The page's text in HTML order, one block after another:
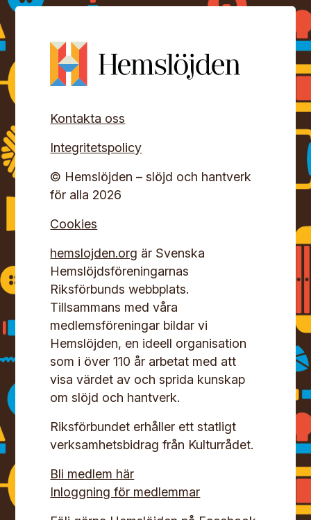
Kontakta oss
Integritetspolicy
© Hemslöjden – slöjd och hantverk
för alla 2026
Cookies
hemslojden.org är Svenska
Hemslöjdsföreningarnas
Riksförbunds webbplats.
Tillsammans med våra
medlemsföreningar bildar vi
Hemslöjden, en ideell organisation
som i över 110 år arbetat med att
visa värdet av och sprida kunskap
om slöjd och hantverk.
Riksförbundet erhåller ett statligt
verksamhetsbidrag från Kulturrådet.
Bli medlem här
Inloggning för medlemmar